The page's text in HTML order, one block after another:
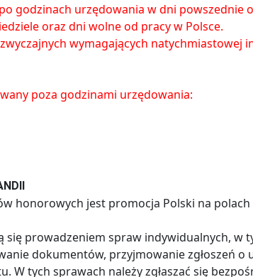
godzinach urzędowania w dni powszednie
oraz dni wolne od pracy w Polsce.
wymagających natychmiastowej
poza godzinami urzędowania:
honorowych jest promocja Polski na
się prowadzeniem spraw indywidualnych, w
dokumentów, przyjmowanie zgłoszeń o
W tych sprawach należy zgłaszać się